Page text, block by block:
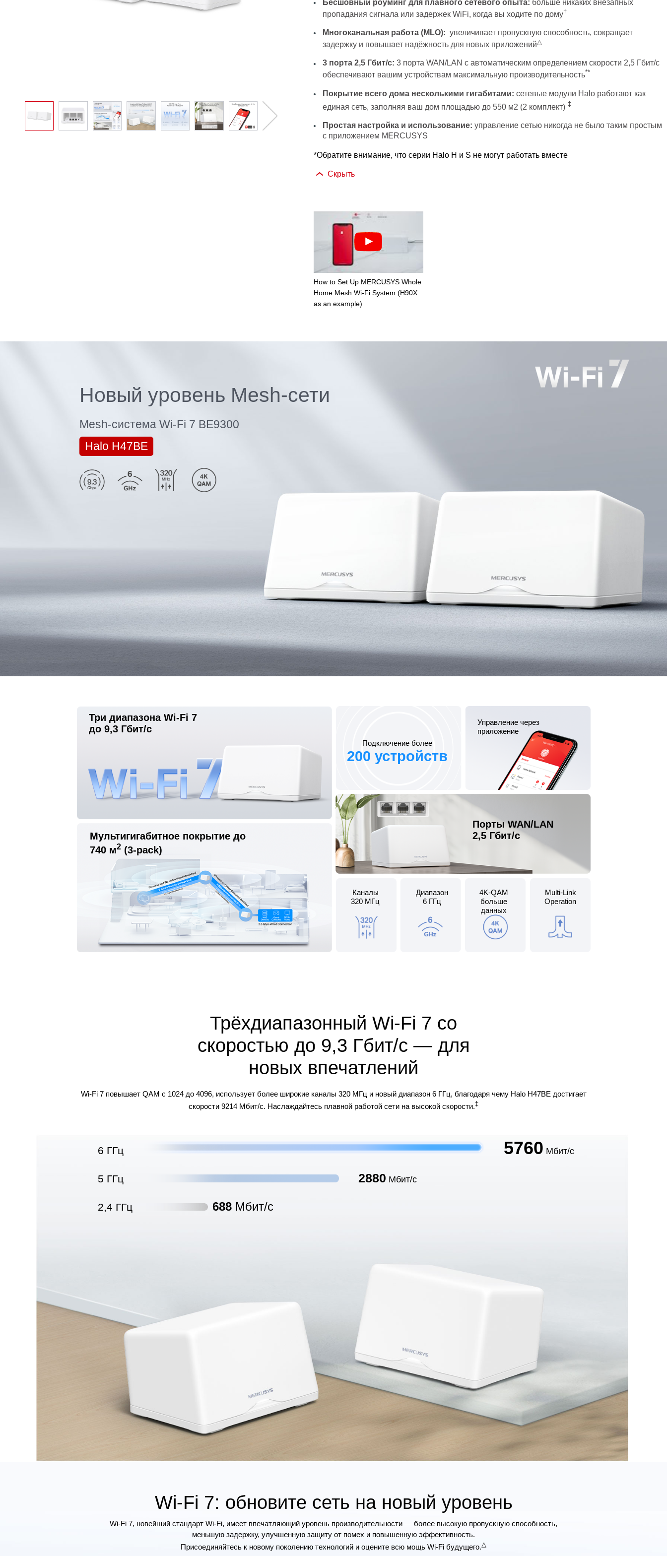
Бесшовный роуминг для плавного сетевого опыта: больше никаких внезапных
пропадания сигнала или задержек WiFi, когда вы ходите по дому†
Многоканальная работа (MLO): увеличивает пропускную способность, сокращает
задержку и повышает надёжность для новых приложений△
3 порта 2,5 Гбит/с: 3 порта WAN/LAN с автоматическим определением скорости 2,5 Гбит/с
обеспечивают вашим устройствам максимальную производительность**
Покрытие всего дома несколькими гигабитами: сетевые модули Halo работают как
единая сеть, заполняя ваш дом площадью до 550 м2 (2 комплект) ‡
Простая настройка и использование: управление сетью никогда не было таким простым
с приложением MERCUSYS
*Обратите внимание, что серии Halo H и S не могут работать вместе
Скрыть
How to Set Up MERCUSYS Whole
Home Mesh Wi-Fi System (H90X
as an example)
Новый уровень Mesh-сети
Mesh-система Wi-Fi 7 BE9300
Halo H47BE
Три диапазона Wi-Fi 7
до 9,3 Гбит/с
Подключение более
200 устройств
Управление через
приложение
Мультигигабитное покрытие до
740 м2(3-pack)
Порты WAN/LAN
2,5 Гбит/с
Каналы
320 МГц
Диапазон
6 ГГц
4K-QAM
больше
данных
Multi-Link
Operation
Трёхдиапазонный Wi-Fi 7 со
скоростью до 9,3 Гбит/с — для
новых впечатлений
Wi-Fi 7 повышает QAM с 1024 до 4096, использует более широкие каналы 320 МГц и новый диапазон 6 ГГц, благодаря чему Halo H47BE достигает
скорости 9214 Мбит/с. Наслаждайтесь плавной работой сети на высокой скорости.‡
6 ГГц 5760 Мбит/с
5 ГГц 2880 Мбит/с
2,4 ГГц 688 Мбит/с
Wi-Fi 7: обновите сеть на новый уровень
Wi-Fi 7, новейший стандарт Wi-Fi, имеет впечатляющий уровень производительности — более высокую пропускную способность,
меньшую задержку, улучшенную защиту от помех и повышенную эффективность.
Присоединяйтесь к новому поколению технологий и оцените всю мощь Wi-Fi будущего.△